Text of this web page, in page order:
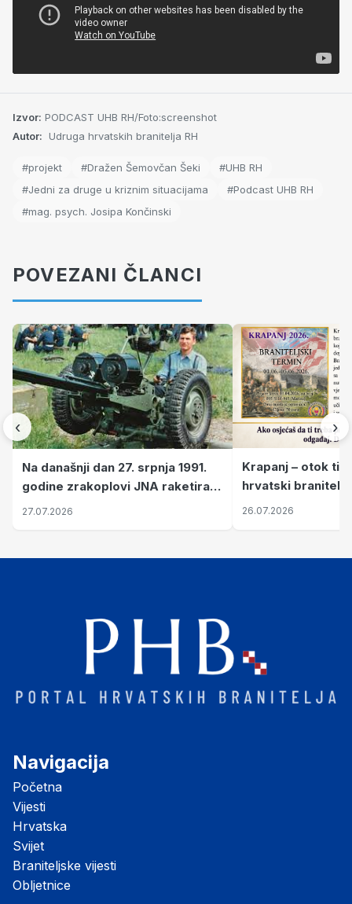
Izvor: PODCAST UHB RH/Foto:screenshot
Autor: Udruga hrvatskih branitelja RH
#projekt #Dražen Šemovčan Šeki
#UHB RH
#Jedni za druge u kriznim situacijama
#Podcast UHB RH
#mag. psych. Josipa Končinski
POVEZANI ČLANCI
‹
Na današnji dan 27. srpnja 1991.
godine zrakoplovi JNA raketirali
su vojarnu i obučni centar "Nikola
27.07.2026
Krapanj – otok
hrvatski branitelji
pronalaze mir
26.07.2026
›
Navigacija
Početna
Vijesti
Hrvatska
Svijet
Braniteljske vijesti
Obljetnice